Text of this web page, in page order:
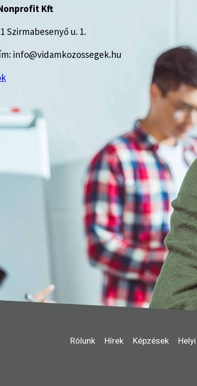
Nonprofit Kft
Szirmabesenyő u. 1.
info@vidamkozossegek.hu
Rólunk Hírek Képzések